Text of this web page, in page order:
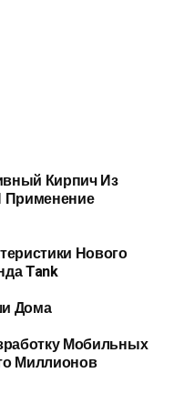
Кирпич Из
Применение
Нового
Tank
Дома
Мобильных
Миллионов